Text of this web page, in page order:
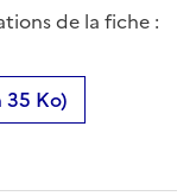
de la fiche :
35 Ko)